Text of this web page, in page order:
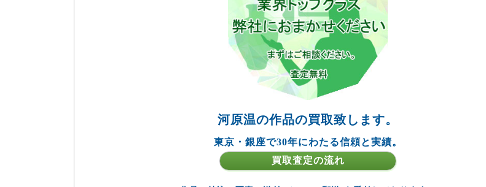
河原温の作品の買取致します。
東京・銀座で30年にわたる信頼と実績。
買取査定の流れ